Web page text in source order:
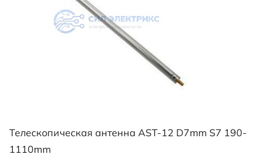
Телескопическая антенна AST-12 D7mm S7 190-
1110mm